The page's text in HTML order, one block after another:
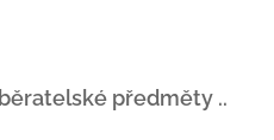
předměty ..